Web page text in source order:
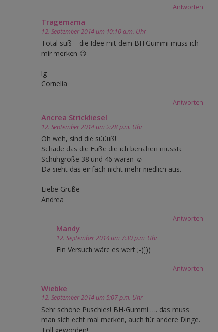
Antworten
Tragemama
12. September 2014 um 10:10 a.m. Uhr
Total süß – die Idee mit dem BH Gummi muss ich
mir merken 😉
lg
Cornelia
Antworten
Andrea Strickliesel
12. September 2014 um 2:28 p.m. Uhr
Oh weh, sind die süüüß!
Schade das die Füße die ich benähen müsste
Schuhgröße 38 und 46 wären ☺
Da sieht das einfach nicht mehr niedlich aus.
Liebe Grüße
Andrea
Antworten
Mandy
12. September 2014 um 7:30 p.m. Uhr
Ein Versuch wäre es wert ;-))))
Antworten
Wiebke
12. September 2014 um 5:07 p.m. Uhr
Sehr schöne Puschies! BH-Gummi …. das muss
man sich echt mal merken, auch für andere Dinge.
Toll geworden!